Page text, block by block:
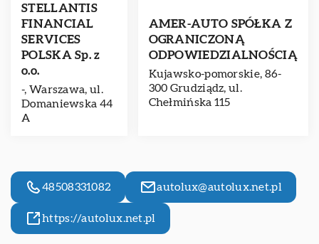
STELLANTIS
FINANCIAL
SERVICES
POLSKA Sp. z
o.o.
-, Warszawa, ul.
Domaniewska 44
A
AMER-AUTO SPÓŁKA Z
OGRANICZONĄ
ODPOWIEDZIALNOŚCIĄ
Kujawsko-pomorskie, 86-
300 Grudziądz, ul.
Chełmińska 115
48508331082 autolux@autolux.net.pl
https://autolux.net.pl